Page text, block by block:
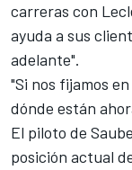
carreras con
ayuda a sus
adelante".
"Si nos fijamos
dónde están
El piloto de
posición actual